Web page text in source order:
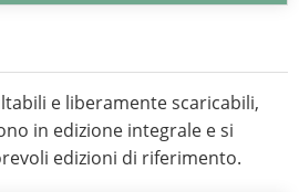
e liberamente scaricabili,
in edizione integrale e si
edizioni di riferimento.